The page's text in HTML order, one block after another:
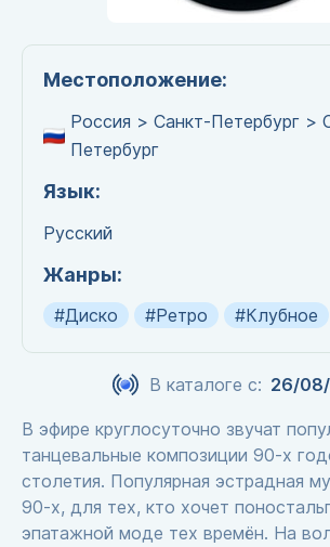
Местоположение:
Россия > Санкт-Петербург >
Петербург
Язык:
Русский
Жанры:
#Диско #Ретро #Клубное
В каталоге с: 26/
В эфире круглосуточно звучат
танцевальные композиции 90-х
столетия. Популярная эстрадная
90-х, для тех, кто хочет
эпатажной моде тех времён. На